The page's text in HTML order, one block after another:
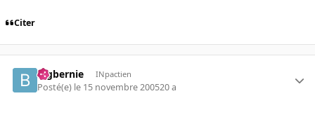
Citer
bigbernie INpactien
Posté(e) le 15 novembre 200520 a